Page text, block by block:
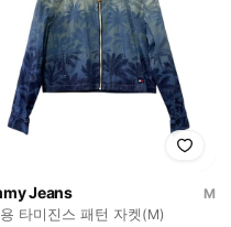
Jeans
M
타미진스 패턴 자켓(M)